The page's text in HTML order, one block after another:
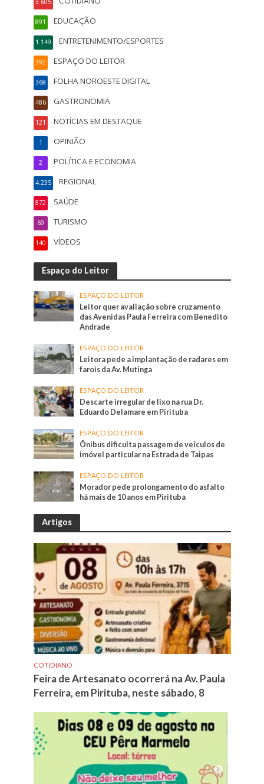
3.605
EDUCAÇÃO
891
ENTRETENIMENTO/ESPORTES
1.149
ESPAÇO DO LEITOR
392
FOLHA NOROESTE DIGITAL
368
GASTRONOMIA
486
NOTÍCIAS EM DESTAQUE
121
OPINIÃO
1
POLÍTICA E ECONOMIA
2
REGIONAL
4.235
SAÚDE
872
TURISMO
69
VÍDEOS
140
Espaço do Leitor
ESPAÇO DO LEITOR
Leitor quer avaliação sobre cruzamento
das Avenidas Paula Ferreira com Benedito
Andrade
ESPAÇO DO LEITOR
Leitora pede a implantação de radares em
farois da Av. Mutinga
ESPAÇO DO LEITOR
Descarte irregular de lixo na rua Dr.
Eduardo Delamare em Pirituba
ESPAÇO DO LEITOR
Ônibus dificulta passagem de veículos de
imóvel particular na Estrada de Taipas
ESPAÇO DO LEITOR
Morador pede prolongamento do asfalto
há mais de 10 anos em Pirituba
Artigos
COTIDIANO
Feira de Artesanato ocorrerá na Av. Paula
Ferreira, em Pirituba, neste sábado, 8